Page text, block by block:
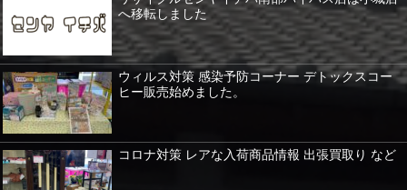
へ移転しました
ウィルス対策 感染予防コーナー デトックスコー
ヒー販売始めました。
コロナ対策 レアな入荷商品情報 出張買取り など